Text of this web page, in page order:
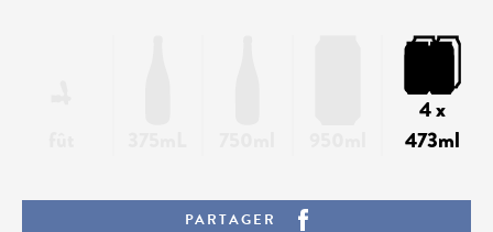
4 x
473ml
PARTAGER